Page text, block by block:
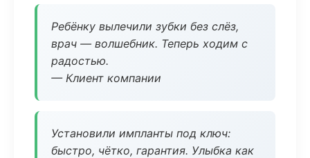
Ребёнку вылечили зубки без слёз,
врач — волшебник. Теперь ходим с
радостью.
— Клиент компании
Установили импланты под ключ:
быстро, чётко, гарантия. Улыбка как